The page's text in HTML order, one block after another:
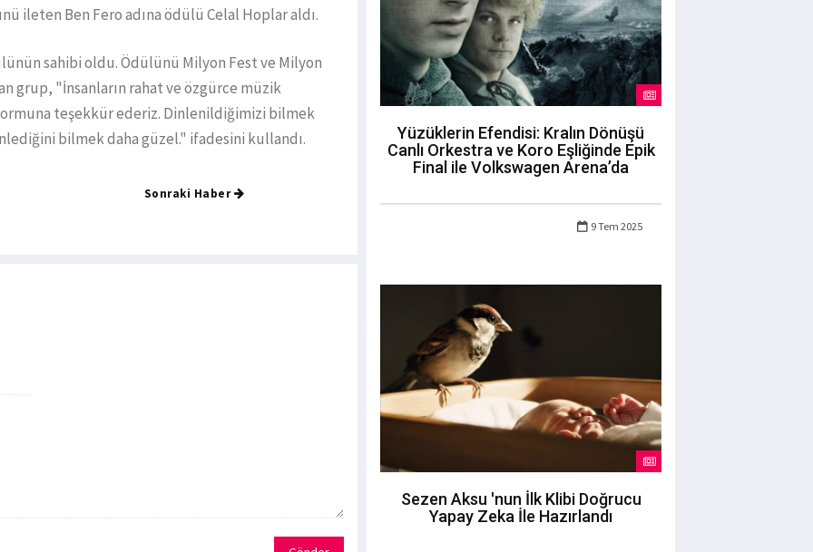
ileten Ben Fero adına ödülü Celal Hoplar aldı.
sahibi oldu. Ödülünü Milyon Fest ve Milyon
grup, "İnsanların rahat ve özgürce müzik
teşekkür ederiz. Dinlenildiğimizi bilmek
bilmek daha güzel." ifadesini kullandı.
Sonraki Haber
Yüzüklerin Efendisi: Kralın Dönüşü
Canlı Orkestra ve Koro Eşliğinde Epik
Final ile Volkswagen Arena’da
9 Tem 2025
Sezen Aksu 'nun İlk Klibi Doğrucu
Yapay Zeka İle Hazırlandı